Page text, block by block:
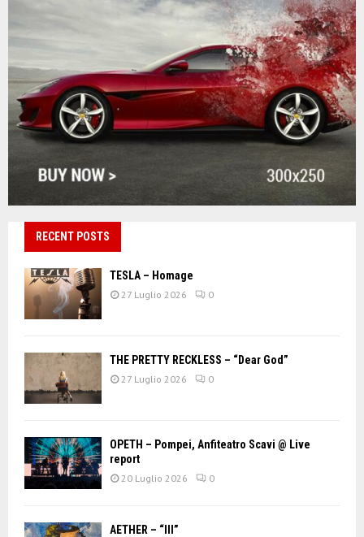
RECENT POSTS
TESLA – Homage
27 Luglio 2026 0
THE PRETTY RECKLESS – “Dear God”
27 Luglio 2026 0
OPETH – Pompei, Anfiteatro Scavi @ Live
report
20 Luglio 2026 0
AETHER – “III”